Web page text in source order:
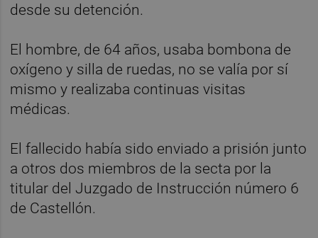
desde su detención.
El hombre, de 64 años, usaba bombona de
oxígeno y silla de ruedas, no se valía por sí
mismo y realizaba continuas visitas
médicas.
El fallecido había sido enviado a prisión junto
a otros dos miembros de la secta por la
titular del Juzgado de Instrucción número 6
de Castellón.